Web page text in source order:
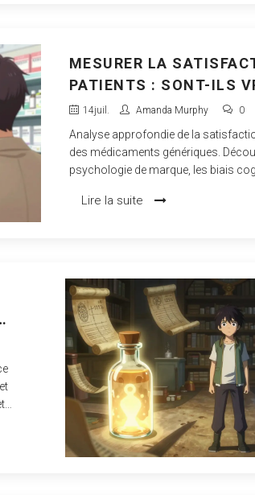
MESURER LA
PATIENTS : SONT-ILS
CONTENTS DES
14juil. Amanda Murphy 0
Analyse approfondie de la
des médicaments génériques.
psychologie de marque, les biais
l'équivalence biologique prouvée.
Lire la suite